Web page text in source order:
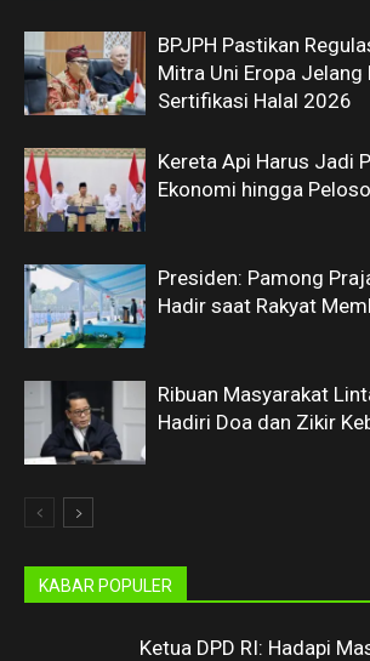
BPJPH Pastikan
Mitra Uni Eropa
Sertifikasi Halal 2026
Kereta Api Harus Jadi
Ekonomi hingga
Presiden: Pamong
Hadir saat Rakyat
Ribuan Masyarakat
Hadiri Doa dan Zikir
KABAR POPULER
Ketua DPD RI: Hadapi